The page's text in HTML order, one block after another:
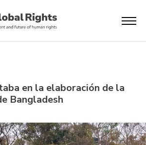
en la elaboración de la
Bangladesh